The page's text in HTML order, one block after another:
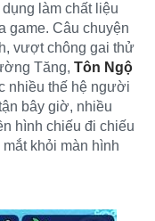
làm chất liệu
game. Câu chuyện
vượt chông gai thử
Tăng, Tôn Ngộ
nhiều thế hệ người
bây giờ, nhiều
hình chiếu đi chiếu
khỏi màn hình